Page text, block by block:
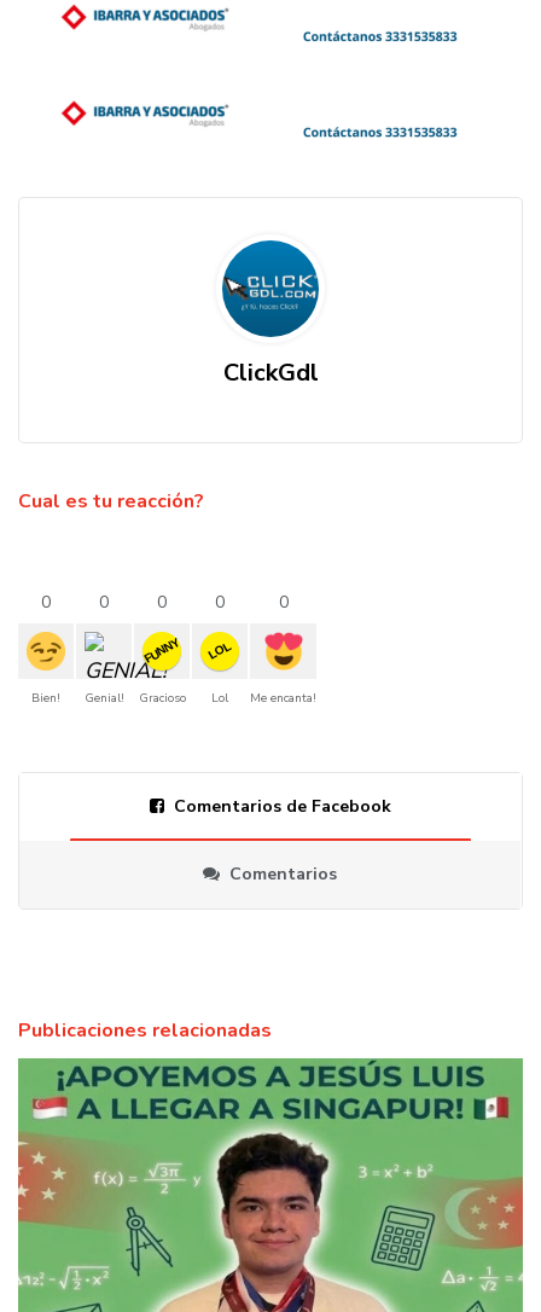
ClickGdl
Cual es tu reacción?
0
Bien!
0
Genial!
0
FUNNY
Gracioso
0
LOL
Lol
0
Me encanta!
Comentarios de Facebook
Comentarios
Publicaciones relacionadas